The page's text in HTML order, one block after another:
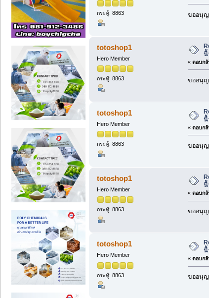
กระทู้: 8863 ขออนุญ
totoshop1
Hero Member
กระทู้: 8863
นื้
« ตอบกลั
ขออนุญ
totoshop1
Hero Member
กระทู้: 8863
นื้
« ตอบกลั
ขออนุญ
totoshop1
Hero Member
กระทู้: 8863
นื้
« ตอบกลั
ขออนุญ
totoshop1
Hero Member
กระทู้: 8863
นื้
« ตอบกลั
ขออนุญ